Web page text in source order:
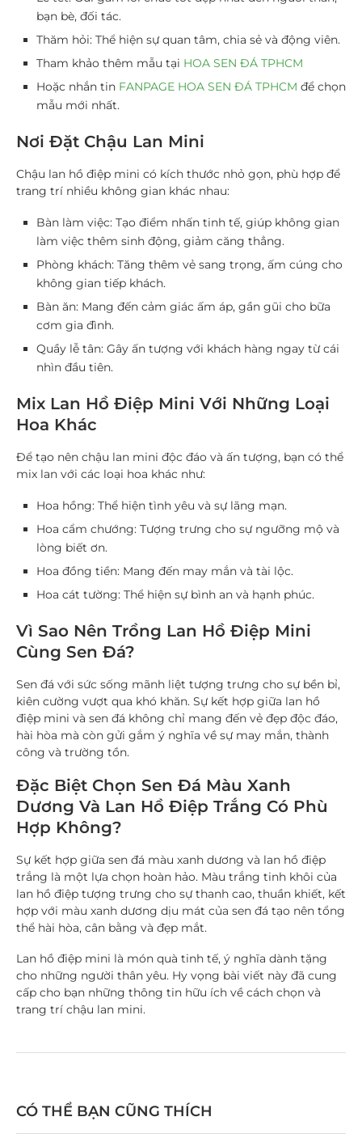
bạn bè, đối tác.
Thăm hỏi: Thể hiện sự quan tâm, chia sẻ và động viên.
Tham khảo thêm mẫu tại HOA SEN ĐÁ TPHCM
Hoặc nhắn tin FANPAGE HOA SEN ĐÁ TPHCM để chọn
mẫu mới nhất.
Nơi Đặt Chậu Lan Mini
Chậu lan hồ điệp mini có kích thước nhỏ gọn, phù hợp để
trang trí nhiều không gian khác nhau:
Bàn làm việc: Tạo điểm nhấn tinh tế, giúp không gian
làm việc thêm sinh động, giảm căng thẳng.
Phòng khách: Tăng thêm vẻ sang trọng, ấm cúng cho
không gian tiếp khách.
Bàn ăn: Mang đến cảm giác ấm áp, gần gũi cho bữa
cơm gia đình.
Quầy lễ tân: Gây ấn tượng với khách hàng ngay từ cái
nhìn đầu tiên.
Mix Lan Hồ Điệp Mini Với Những Loại
Hoa Khác
Để tạo nên chậu lan mini độc đáo và ấn tượng, bạn có thể
mix lan với các loại hoa khác như:
Hoa hồng: Thể hiện tình yêu và sự lãng mạn.
Hoa cẩm chướng: Tượng trưng cho sự ngưỡng mộ và
lòng biết ơn.
Hoa đồng tiền: Mang đến may mắn và tài lộc.
Hoa cát tường: Thể hiện sự bình an và hạnh phúc.
Vì Sao Nên Trồng Lan Hồ Điệp Mini
Cùng Sen Đá?
Sen đá với sức sống mãnh liệt tượng trưng cho sự bền bỉ,
kiên cường vượt qua khó khăn. Sự kết hợp giữa lan hồ
điệp mini và sen đá không chỉ mang đến vẻ đẹp độc đáo,
hài hòa mà còn gửi gắm ý nghĩa về sự may mắn, thành
công và trường tồn.
Đặc Biệt Chọn Sen Đá Màu Xanh
Dương Và Lan Hồ Điệp Trắng Có Phù
Hợp Không?
Sự kết hợp giữa sen đá màu xanh dương và lan hồ điệp
trắng là một lựa chọn hoàn hảo. Màu trắng tinh khôi của
lan hồ điệp tượng trưng cho sự thanh cao, thuần khiết, kết
hợp với màu xanh dương dịu mát của sen đá tạo nên tổng
thể hài hòa, cân bằng và đẹp mắt.
Lan hồ điệp mini là món quà tinh tế, ý nghĩa dành tặng
cho những người thân yêu. Hy vọng bài viết này đã cung
cấp cho bạn những thông tin hữu ích về cách chọn và
trang trí chậu lan mini.
CÓ THỂ BẠN CŨNG THÍCH